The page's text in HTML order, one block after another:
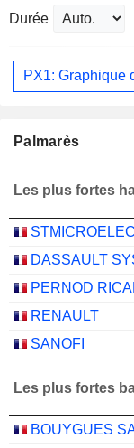
Durée
PX1: Graphique
Palmarès
Les plus fortes
DASSAULT
PERNOD
RENAULT
SANOFI
Les plus fortes
BOUYGUES